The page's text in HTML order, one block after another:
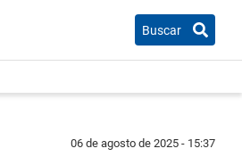
Buscar
06 de agosto de 2025 - 15:37